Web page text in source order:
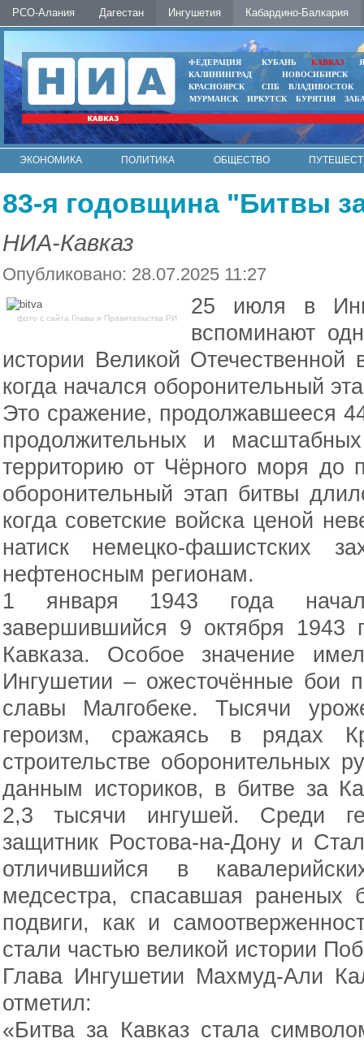
РСО-Алания Дагестан Ингушетия Кабардино-Балкария
ФЕДЕРАЦИЯ КУБАНЬ КАВКАЗ
КАЛИНИНГРАД
НОВОСИБИРСК
КРАСНОЯРСК
СПБ
ВЛАДИВОСТОК
МУРМАНСК
ИРКУТСК БУРЯТИЯ
ЭКОНОМИКА ПОЛИТИКА ОБЩЕСТВО
83-я годовщина "Битвы
НИА-Кавказ
Опубликовано: 28.07.2025 11:27
фото с сайта Главы и Правительства РИ
25 июля в
вспоминают
истории Великой
когда начался оборонительный
Это сражение, продолжавшееся
продолжительных и
территорию от Чёрного моря до
оборонительный этап битвы
когда советские войска ценой
натиск немецко-фашистских
нефтеносным регионам.
1 января 1943 года
завершившийся 9 октября 1943
Кавказа. Особое значение
Ингушетии – ожесточённые бои
славы Малгобеке. Тысячи
героизм, сражаясь в рядах
строительстве оборонительных
данным историков, в битве за
2,3 тысячи ингушей. Среди
защитник Ростова-на-Дону и
отличившийся в
медсестра, спасавшая раненых
подвиги, как и
стали частью великой истории
Глава Ингушетии Махмуд-Али
отметил:
«Битва за Кавказ стала